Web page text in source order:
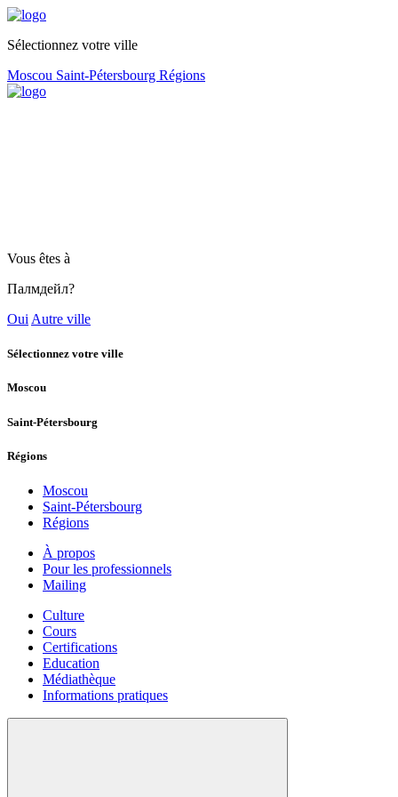
Sélectionnez votre ville
Moscou Saint-Pétersbourg Régions
Vous êtes à
Палмдейл?
Oui Autre ville
Sélectionnez votre ville
Moscou
Saint-Pétersbourg
Régions
Moscou
Saint-Pétersbourg
Régions
À propos
Pour les professionnels
Mailing
Culture
Cours
Certifications
Education
Médiathèque
Informations pratiques